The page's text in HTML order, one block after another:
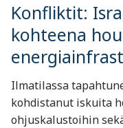
Konfliktit:
kohteena
Ilmatilassa
kohdistanut iskuita
ohjuskalustoihin